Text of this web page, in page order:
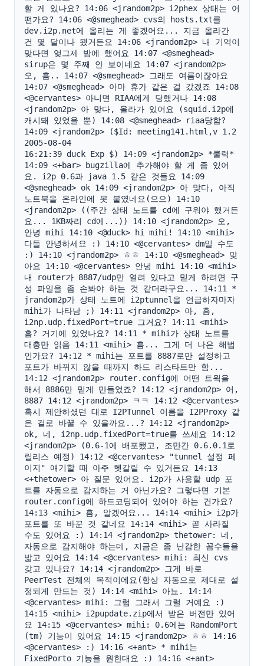
할 게 있나요? 14:06 <jrandom2p> i2phex 상태는 어
떤가요? 14:06 <@smeghead> cvs의 hosts.txt를
dev.i2p.net에 올리는 게 좋겠어요... 지금 올라간
건 몇 달이나 됐거든요 14:06 <jrandom2p> 내 기억이
맞다면 엊그제 밤에 했어요 14:07 <@smeghead>
sirup은 몇 주째 안 보이네요 14:07 <jrandom2p>
오, 흠.. 14:07 <@smeghead> 그래도 여름이잖아요
14:07 <@smeghead> 아마 휴가 같은 걸 갔겠죠 14:08
<@cervantes> 아니면 RIAA에게 당했거나 14:08
<jrandom2p> 아 맞다, 올라가 있어요 (squid.i2p에
캐시돼 있었을 뿐) 14:08 <@smeghead> riaa당함?
14:09 <jrandom2p> ($Id: meeting141.html,v 1.2
2005-08-04
16:21:39 duck Exp $) 14:09 <jrandom2p> *쿨럭*
14:09 <+bar> bugzilla에 추가해야 할 게 좀 있어
요. i2p 0.6과 java 1.5 같은 것들요 14:09
<@smeghead> ok 14:09 <jrandom2p> 아 맞다, 아직
노트북을 온라인에 못 붙였네요(으으) 14:10
<jrandom2p> ((주간 상태 노트를 cd에 구워야 했거든
요... 1KB짜리 cd에...)) 14:10 <jrandom2p> 오,
안녕 mihi 14:10 <@duck> hi mihi! 14:10 <mihi>
다들 안녕하세요 :) 14:10 <@cervantes> dm일 수도
:) 14:10 <jrandom2p> ㅎㅎ 14:10 <@smeghead> 맞
아요 14:10 <@cervantes> 안녕 mihi 14:10 <mihi>
내 router가 8887/udp만 열려 있다고 믿게 하려면 구
성 파일을 좀 손봐야 하는 것 같더라구요... 14:11 *
jrandom2p가 상태 노트에 i2ptunnel을 언급하자마자
mihi가 나타남 ;) 14:11 <jrandom2p> 아, 흠,
i2np.udp.fixedPort=true 그거요? 14:11 <mihi>
흠? 거기에 있었나요? 14:11 * mihi가 상태 노트를
대충만 읽음 14:11 <mihi> 흠... 그게 더 나은 해법
인가요? 14:12 * mihi는 포트를 8887로만 설정하고
포트가 바뀌지 않을 때까지 하드 리스타트만 함...
14:12 <jrandom2p> router.config에 어떤 트윅을
해서 8886만 믿게 만들었죠? 14:12 <jrandom2p> 어,
8887 14:12 <jrandom2p> ㅋㅋ 14:12 <@cervantes>
혹시 제안하셨던 대로 I2PTunnel 이름을 I2PProxy 같
은 걸로 바꿀 수 있을까요...? 14:12 <jrandom2p>
ok, 네, i2np.udp.fixedPort=true를 쓰세요 14:12
<jrandom2p> (0.6-1에 배포됐고, 조만간 0.6.0.1로
릴리스 예정) 14:12 <@cervantes> "tunnel 설정 페
이지" 얘기할 때 아주 헷갈릴 수 있거든요 14:13
<+thetower> 아 질문 있어요. i2p가 사용할 udp 포
트를 자동으로 감지하는 거 아닌가요? 그렇다면 기본
router.config에 하드코딩되어 있어야 하는 건가요?
14:13 <mihi> 흠, 알겠어요... 14:14 <mihi> i2p가
포트를 또 바꾼 것 같네요 14:14 <mihi> 곧 사라질
수도 있어요 :) 14:14 <jrandom2p> thetower: 네,
자동으로 감지해야 하는데, 지금은 좀 난감한 꼼수들을
밟고 있어요 14:14 <@cervantes> mihi: 최신 cvs
갖고 있나요? 14:14 <jrandom2p> 그게 바로
PeerTest 전체의 목적이에요(항상 자동으로 제대로 설
정되게 만드는 것) 14:14 <mihi> 아뇨. 14:14
<@cervantes> mihi: 그럼 그래서 그럴 거예요 :)
14:15 <mihi> i2pupdate.zip에서 받은 버전만 있어
요 14:15 <@cervantes> mihi: 0.6에는 RandomPort
(tm) 기능이 있어요 14:15 <jrandom2p> ㅎㅎ 14:16
<@cervantes> :) 14:16 <+ant> * mihi는
FixedPorto 기능을 원한대요 :) 14:16 <+ant>